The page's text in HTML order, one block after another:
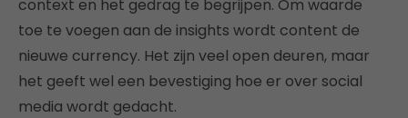
context en het gedrag te begrijpen. Om waarde
toe te voegen aan de insights wordt content de
nieuwe currency. Het zijn veel open deuren, maar
het geeft wel een bevestiging hoe er over social
media wordt gedacht.